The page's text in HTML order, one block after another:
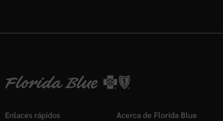
Enlaces rápidos Acerca de Florida Blue